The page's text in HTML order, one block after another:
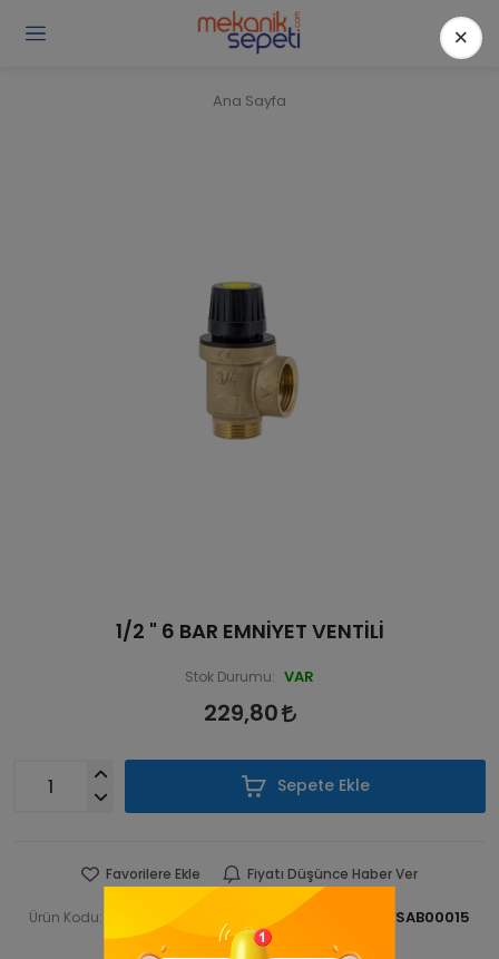
Ana Sayfa
1/2 " 6 BAR EMNİYET VENTİLİ
Stok Durumu: VAR
229,80
Sepete Ekle
Favorilere Ekle Fiyatı Düşünce Haber Ver
Ürün Kodu: Barkod: ARAEMVSAB00015
İade Bilgisi:
×